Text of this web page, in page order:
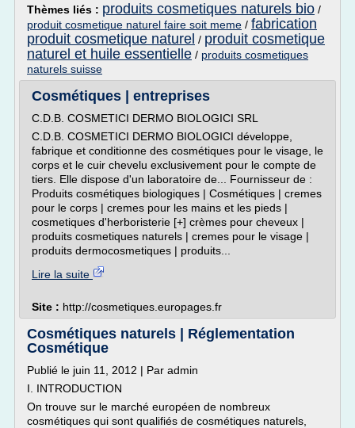
Thèmes liés : produits cosmetiques naturels bio /
produit cosmetique naturel faire soit meme / fabrication
produit cosmetique naturel / produit cosmetique
naturel et huile essentielle / produits cosmetiques
naturels suisse
Cosmétiques | entreprises
C.D.B. COSMETICI DERMO BIOLOGICI SRL
C.D.B. COSMETICI DERMO BIOLOGICI développe,
fabrique et conditionne des cosmétiques pour le visage, le
corps et le cuir chevelu exclusivement pour le compte de
tiers. Elle dispose d'un laboratoire de... Fournisseur de :
Produits cosmétiques biologiques | Cosmétiques | cremes
pour le corps | cremes pour les mains et les pieds |
cosmetiques d'herboristerie [+] crèmes pour cheveux |
produits cosmetiques naturels | cremes pour le visage |
produits dermocosmetiques | produits...
Lire la suite
Site : http://cosmetiques.europages.fr
Cosmétiques naturels | Réglementation
Cosmétique
Publié le juin 11, 2012 | Par admin
I. INTRODUCTION
On trouve sur le marché européen de nombreux
cosmétiques qui sont qualifiés de cosmétiques naturels,